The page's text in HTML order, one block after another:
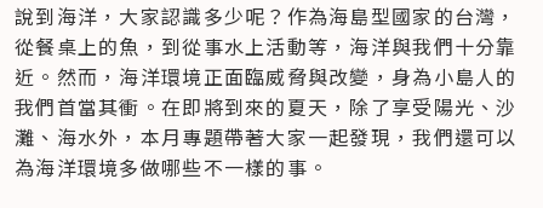
說到海洋，大家認識多少呢？作為海島型國家的台灣，
從餐桌上的魚，到從事水上活動等，海洋與我們十分靠
近。然而，海洋環境正面臨威脅與改變，身為小島人的
我們首當其衝。在即將到來的夏天，除了享受陽光、沙
灘、海水外，本月專題帶著大家一起發現，我們還可以
為海洋環境多做哪些不一樣的事。